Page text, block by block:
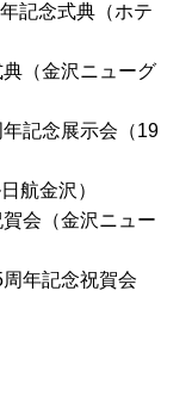
記念式典（ホテ
（金沢ニューグ
記念展示会（19
航金沢）
会（金沢ニュー
年記念祝賀会